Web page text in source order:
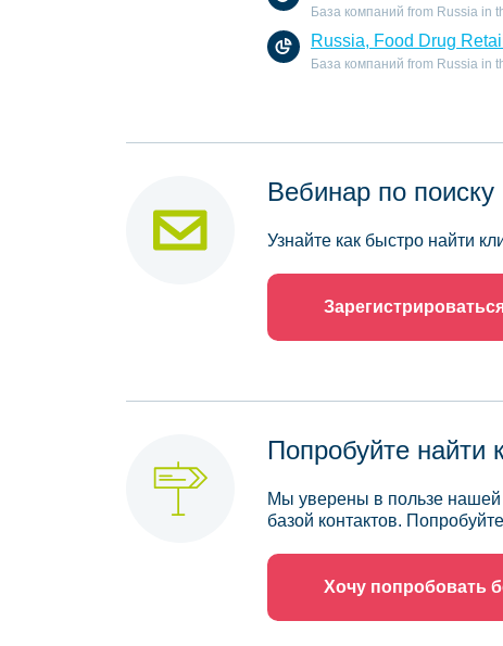
База компаний from Russia in
Russia, Food Drug
База компаний from Russia in
Вебинар по поиску
Узнайте как быстро найти
Попробуйте найти
Мы уверены в пользе нашей
базой контактов.
Хочу попробовать